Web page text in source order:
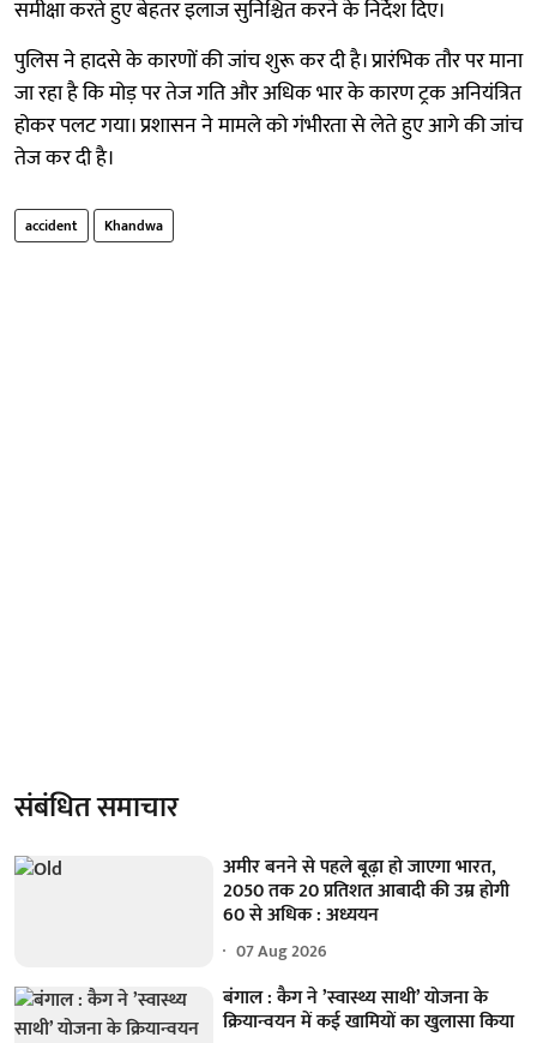
समीक्षा करते हुए बेहतर इलाज सुनिश्चित करने के निर्देश दिए।
पुलिस ने हादसे के कारणों की जांच शुरू कर दी है। प्रारंभिक तौर पर माना
जा रहा है कि मोड़ पर तेज गति और अधिक भार के कारण ट्रक अनियंत्रित
होकर पलट गया। प्रशासन ने मामले को गंभीरता से लेते हुए आगे की जांच
तेज कर दी है।
accident Khandwa
संबंधित समाचार
अमीर बनने से पहले बूढ़ा हो जाएगा भारत,
2050 तक 20 प्रतिशत आबादी की उम्र होगी
60 से अधिक : अध्ययन
07 Aug 2026
बंगाल : कैग ने ’स्वास्थ्य साथी’ योजना के
क्रियान्वयन में कई खामियों का खुलासा किया